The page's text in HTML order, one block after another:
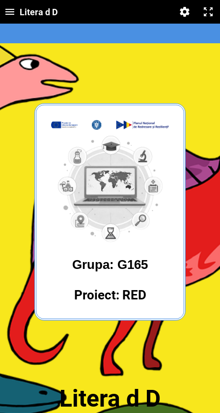
Litera d D
Grupa: G165
Proiect: RED
Litera d D